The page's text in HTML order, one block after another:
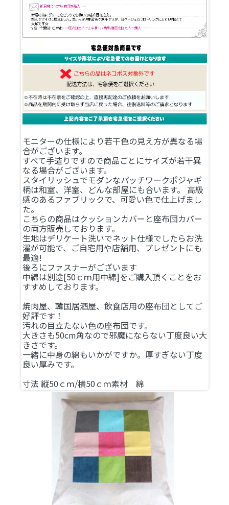
モニターの仕様により若干色の見え方が異なる場
合がございます。
すべて手造りですので商品ごとにサイズが若干異
なる場合がございます。
スタイリッシュでモダンなパッチワークポジャギ
柄は和室、洋室、どんな部屋にも合います。 高級
感のあるファブリックで、可愛い色で仕上げまし
た。
こちらの商品はクッションカバーと座布団カバー
の両方販売しております。
生地はデリケート洗いでネット仕様でしたらお洗
濯が可能で、ご自宅用や店舗用、プレゼントにも
最適!
後ろにファスナーがございます
中綿は別途[50ｃｍ用中綿]をご購入頂くことをお
すすめしております。
焼肉屋、韓国居酒屋、飲食店用の座布団としてご
好評です！
汚れの目立たない色の座布団です。
大きさも50cm角なので邪魔にならない丁度良い大
きさです。
一緒に中身の綿もいかがですか。厚すぎない丁度
良い厚みです。
寸法 縦50ｃｍ/横50ｃｍ素材 綿